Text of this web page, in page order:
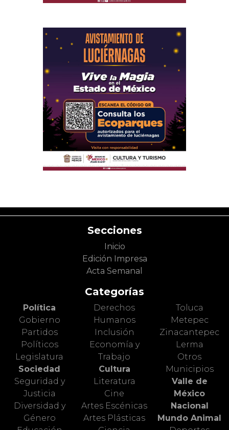
Secciones
Inicio
Edición Impresa
Acta Semanal
Categorías
Política
Gobierno
Partidos
Políticos
Legislatura
Sociedad
Seguridad y
Justicia
Diversidad y
Género
Derechos
Humanos
Inclusión
Economía y
Trabajo
Cultura
Literatura
Cine
Artes Escénicas
Artes Plásticas
Toluca
Metepec
Zinacantepec
Lerma
Otros
Municipios
Valle de
México
Nacional
Mundo Animal